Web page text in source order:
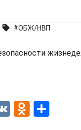
#ОБЖ/НВП
V
O